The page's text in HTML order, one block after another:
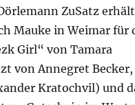
ZuSatz
Mauke in Weimar für
Girl“ von Tamara
von Annegret Becker,
Kratochvil) und